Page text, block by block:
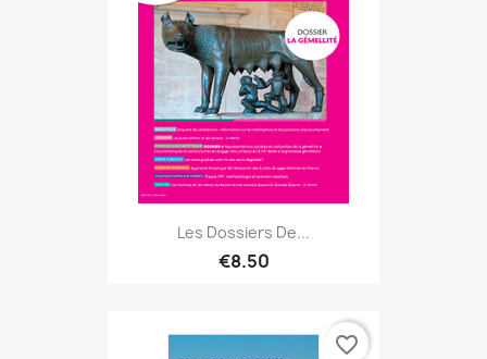
Les Dossiers De...
€8.50
favorite_border